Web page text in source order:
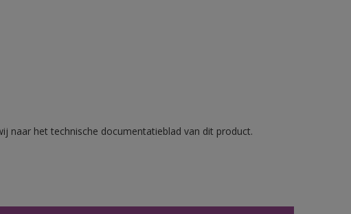
naar het technische documentatieblad van dit product.